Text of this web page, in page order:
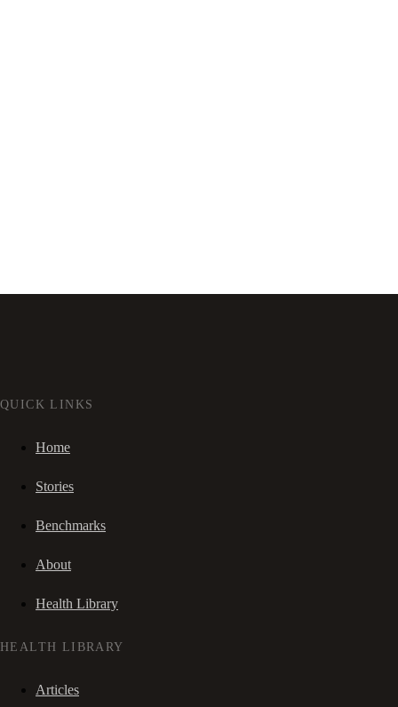
QUICK LINKS
Home
Stories
Benchmarks
About
Health Library
HEALTH LIBRARY
Articles